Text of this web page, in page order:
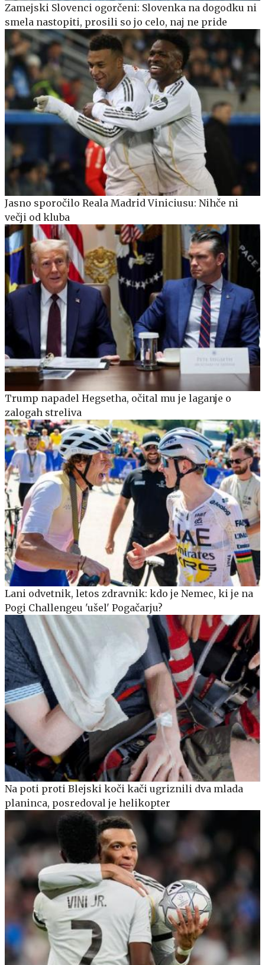
Zamejski Slovenci ogorčeni: Slovenka na dogodku ni
smela nastopiti, prosili so jo celo, naj ne pride
Jasno sporočilo Reala Madrid Viniciusu: Nihče ni
večji od kluba
Trump napadel Hegsetha, očital mu je laganje o
zalogah streliva
Lani odvetnik, letos zdravnik: kdo je Nemec, ki je na
Pogi Challengeu 'ušel' Pogačarju?
Na poti proti Blejski koči kači ugriznili dva mlada
planinca, posredoval je helikopter